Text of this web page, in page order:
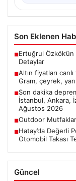
Son Eklenen
■Ertuğrul
Detaylar
■Altın fiyatları
Gram, çeyrek,
■Son dakika
İstanbul, Ankara,
Ağustos 2026
■Outdoor
■Hatay’da Değerli
Otomobil Takası
Güncel